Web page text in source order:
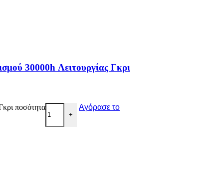
30000h Λειτουργίας Γκρι
ποσότητα
+
Αγόρασε το